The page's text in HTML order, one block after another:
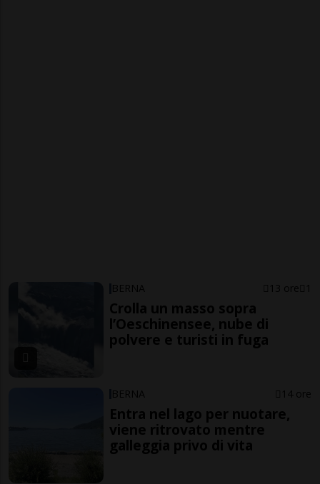
BERNA 13 ore 1
Crolla un masso sopra
l’Oeschinensee, nube di
polvere e turisti in fuga
BERNA 14 ore
Entra nel lago per nuotare,
viene ritrovato mentre
galleggia privo di vita